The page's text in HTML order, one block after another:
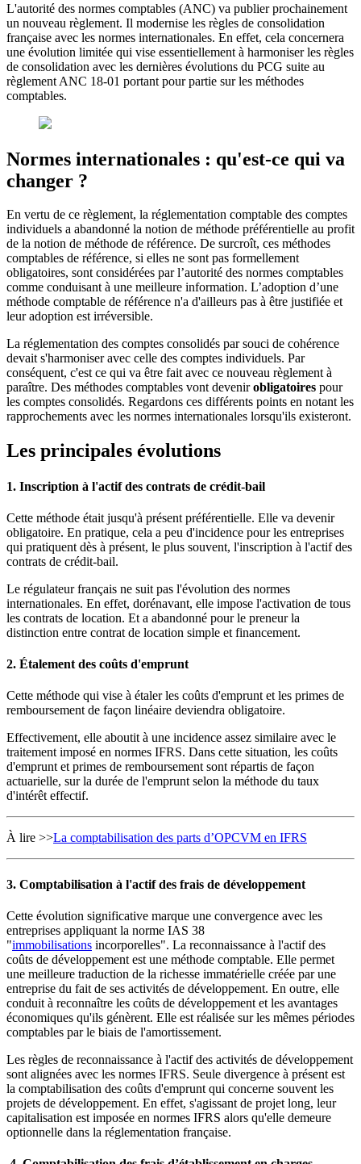
L'autorité des normes comptables (ANC) va publier prochainement
un nouveau règlement. Il modernise les règles de consolidation
française avec les normes internationales. En effet, cela concernera
une évolution limitée qui vise essentiellement à harmoniser les règles
de consolidation avec les dernières évolutions du PCG suite au
règlement ANC 18-01 portant pour partie sur les méthodes
comptables.
Normes internationales : qu'est-ce qui va
changer ?
En vertu de ce règlement, la réglementation comptable des comptes
individuels a abandonné la notion de méthode préférentielle au profit
de la notion de méthode de référence. De surcroît, ces méthodes
comptables de référence, si elles ne sont pas formellement
obligatoires, sont considérées par l’autorité des normes comptables
comme conduisant à une meilleure information. L’adoption d’une
méthode comptable de référence n'a d'ailleurs pas à être justifiée et
leur adoption est irréversible.
La réglementation des comptes consolidés par souci de cohérence
devait s'harmoniser avec celle des comptes individuels. Par
conséquent, c'est ce qui va être fait avec ce nouveau règlement à
paraître. Des méthodes comptables vont devenirobligatoires pour
les comptes consolidés. Regardons ces différents points en notant les
rapprochements avec les normes internationales lorsqu'ils existeront.
Les principales évolutions
1. Inscription à l'actif des contrats de crédit-bail
Cette méthode était jusqu'à présent préférentielle. Elle va devenir
obligatoire. En pratique, cela a peu d'incidence pour les entreprises
qui pratiquent dès à présent, le plus souvent, l'inscription à l'actif des
contrats de crédit-bail.
Le régulateur français ne suit pas l'évolution des normes
internationales. En effet, dorénavant, elle impose l'activation de tous
les contrats de location. Et a abandonné pour le preneur la
distinction entre contrat de location simple et financement.
2. Étalement des coûts d'emprunt
Cette méthode qui vise à étaler les coûts d'emprunt et les primes de
remboursement de façon linéaire deviendra obligatoire.
Effectivement, elle aboutit à une incidence assez similaire avec le
traitement imposé en normes IFRS. Dans cette situation, les coûts
d'emprunt et primes de remboursement sont répartis de façon
actuarielle, sur la durée de l'emprunt selon la méthode du taux
d'intérêt effectif.
À lire >>La comptabilisation des parts d’OPCVM en IFRS
3. Comptabilisation à l'actif des frais de développement
Cette évolution significative marque une convergence avec les
entreprises appliquant la norme IAS 38
"immobilisations incorporelles". La reconnaissance à l'actif des
coûts de développement est une méthode comptable. Elle permet
une meilleure traduction de la richesse immatérielle créée par une
entreprise du fait de ses activités de développement. En outre, elle
conduit à reconnaître les coûts de développement et les avantages
économiques qu'ils génèrent. Elle est réalisée sur les mêmes périodes
comptables par le biais de l'amortissement.
Les règles de reconnaissance à l'actif des activités de développement
sont alignées avec les normes IFRS. Seule divergence à présent est
la comptabilisation des coûts d'emprunt qui concerne souvent les
projets de développement. En effet, s'agissant de projet long, leur
capitalisation est imposée en normes IFRS alors qu'elle demeure
optionnelle dans la réglementation française.